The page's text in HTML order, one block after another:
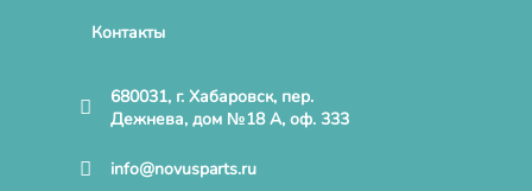
Контакты
680031, г. Хабаровск, пер.
Дежнева, дом №18 А, оф. 333
info@novusparts.ru